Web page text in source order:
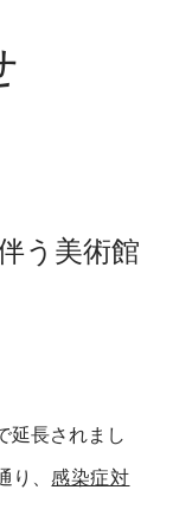
う美術館
延長されまし
り、感染症対